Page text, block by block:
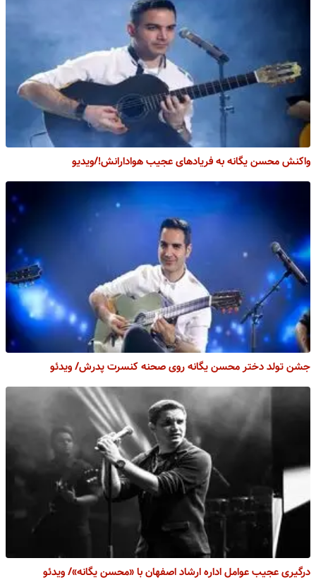
واکنش محسن یگانه به فریادهای عجیب هوادارانش!/ویدیو
جشن تولد دختر محسن یگانه روی صحنه کنسرت پدرش/ ویدئو
درگیری عجیب عوامل اداره ارشاد اصفهان با «محسن یگانه»/ ویدئو